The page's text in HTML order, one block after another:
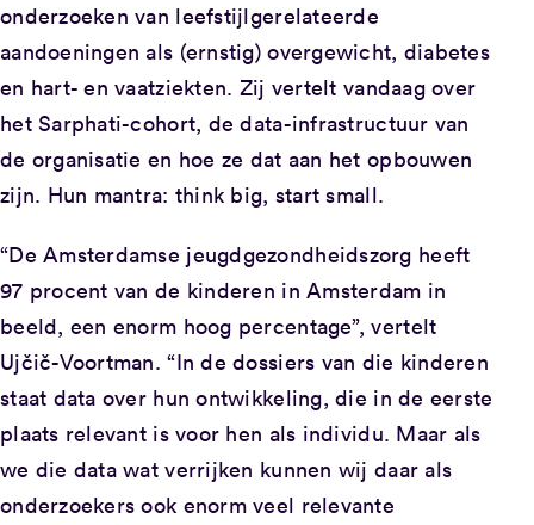
onderzoeken van leefstijlgerelateerde
aandoeningen als (ernstig) overgewicht, diabetes
en hart- en vaatziekten. Zij vertelt vandaag over
het Sarphati-cohort, de data-infrastructuur van
de organisatie en hoe ze dat aan het opbouwen
zijn. Hun mantra: think big, start small.
“De Amsterdamse jeugdgezondheidszorg heeft
97 procent van de kinderen in Amsterdam in
beeld, een enorm hoog percentage”, vertelt
Ujčič-Voortman. “In de dossiers van die kinderen
staat data over hun ontwikkeling, die in de eerste
plaats relevant is voor hen als individu. Maar als
we die data wat verrijken kunnen wij daar als
onderzoekers ook enorm veel relevante